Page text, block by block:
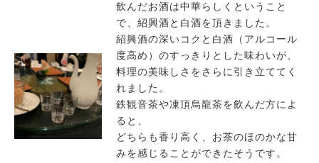
飲んだお酒は中華らしくということ
で、紹興酒と白酒を頂きました。
紹興酒の深いコクと白酒（アルコール
度高め）のすっきりとした味わいが、
料理の美味しさをさらに引き立ててく
れました。
鉄観音茶や凍頂烏龍茶を飲んだ方によ
ると、
どちらも香り高く、お茶のほのかな甘
みを感じることができたそうです。